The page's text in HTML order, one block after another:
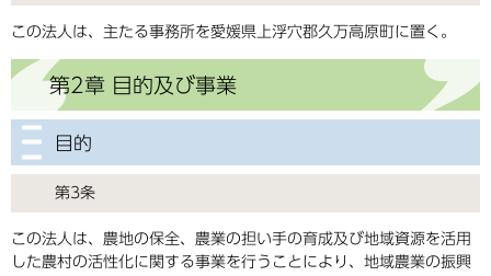
この法人は、主たる事務所を愛媛県上浮穴郡久万高原町に置く。
第2章 目的及び事業
目的
第3条
この法人は、農地の保全、農業の担い手の育成及び地域資源を活用
した農村の活性化に関する事業を行うことにより、地域農業の振興